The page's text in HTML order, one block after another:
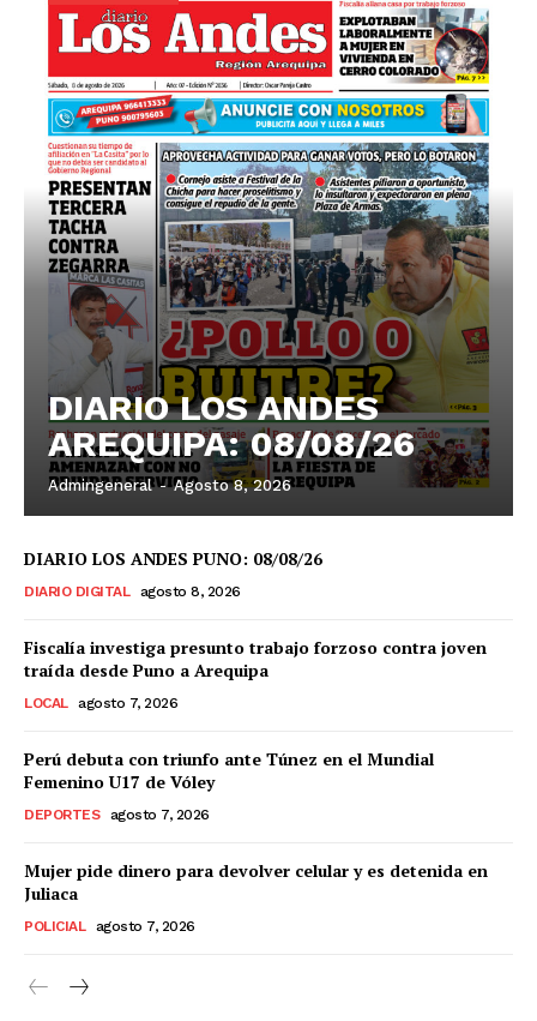
DIARIO LOS ANDES
AREQUIPA: 08/08/26
Admingeneral - Agosto 8, 2026
DIARIO LOS ANDES PUNO: 08/08/26
DIARIO DIGITAL agosto 8, 2026
Fiscalía investiga presunto trabajo forzoso contra joven
traída desde Puno a Arequipa
LOCAL agosto 7, 2026
Perú debuta con triunfo ante Túnez en el Mundial
Femenino U17 de Vóley
DEPORTES agosto 7, 2026
Mujer pide dinero para devolver celular y es detenida en
Juliaca
POLICIAL agosto 7, 2026